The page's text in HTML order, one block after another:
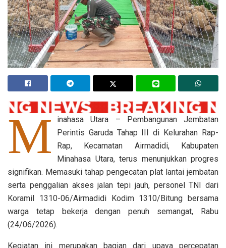
M
inahasa Utara – Pembangunan Jembatan
Perintis Garuda Tahap III di Kelurahan Rap-
Rap, Kecamatan Airmadidi, Kabupaten
Minahasa Utara, terus menunjukkan progres
signifikan. Memasuki tahap pengecatan plat lantai jembatan
serta penggalian akses jalan tepi jauh, personel TNI dari
Koramil 1310-06/Airmadidi Kodim 1310/Bitung bersama
warga tetap bekerja dengan penuh semangat, Rabu
(24/06/2026).
Kegiatan ini merupakan bagian dari upaya percepatan